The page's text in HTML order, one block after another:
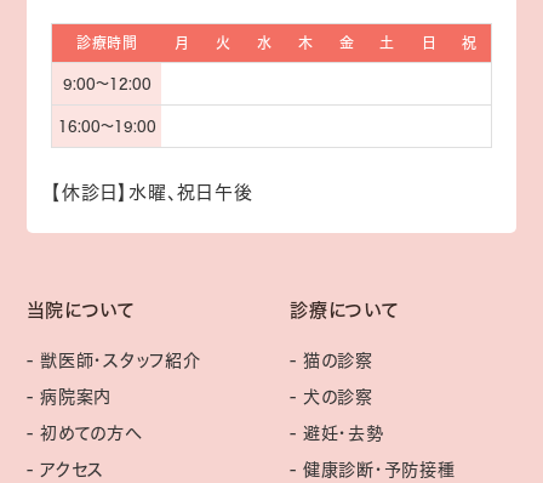
診療時間 月 火 水 木 金 土 日 祝
9:00〜12:00
16:00～19:00
【休診日】水曜、祝日午後
当院について
獣医師・スタッフ紹介
病院案内
初めての方へ
アクセス
診療について
猫の診察
犬の診察
避妊・去勢
健康診断・予防接種